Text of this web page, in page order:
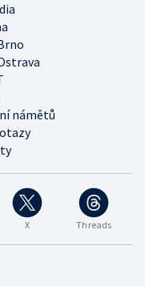
námětů
X Threads